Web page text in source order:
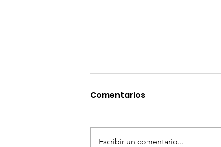
Comentarios
Escribir un comentario...